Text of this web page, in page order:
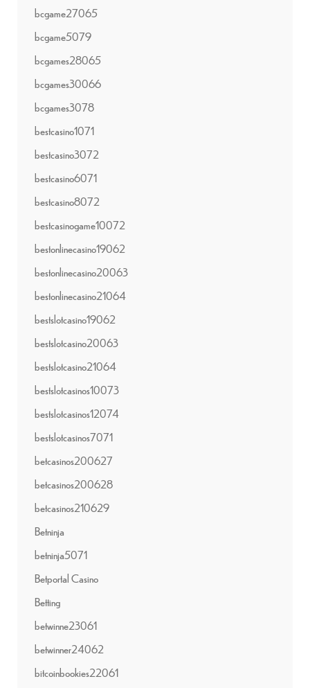
bcgame27065
bcgame5079
bcgames28065
bcgames30066
bcgames3078
bestcasino1071
bestcasino3072
bestcasino6071
bestcasino8072
bestcasinogame10072
bestonlinecasino19062
bestonlinecasino20063
bestonlinecasino21064
bestslotcasino19062
bestslotcasino20063
bestslotcasino21064
bestslotcasinos10073
bestslotcasinos12074
bestslotcasinos7071
betcasinos200627
betcasinos200628
betcasinos210629
Betninja
betninja5071
Betportal Casino
Betting
betwinne23061
betwinner24062
bitcoinbookies22061